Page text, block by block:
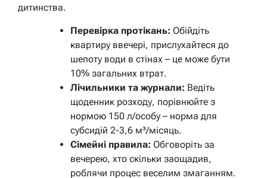
дитинства.
Перевірка протікань: Обійдіть
квартиру ввечері, прислухайтеся до
шепоту води в стінах – це може бути
10% загальних втрат.
Лічильники та журнали: Ведіть
щоденник розходу, порівнюйте з
нормою 150 л/особу – норма для
субсидій 2-3,6 м³/місяць.
Сімейні правила: Обговоріть за
вечерею, хто скільки заощадив,
роблячи процес веселим змаганням.